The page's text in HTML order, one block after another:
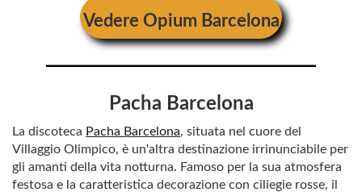
Vedere Opium Barcelona
Pacha Barcelona
La discoteca Pacha Barcelona, ​​situata nel cuore del
Villaggio Olimpico, è un'altra destinazione irrinunciabile per
gli amanti della vita notturna. Famoso per la sua atmosfera
festosa e la caratteristica decorazione con ciliegie rosse, il